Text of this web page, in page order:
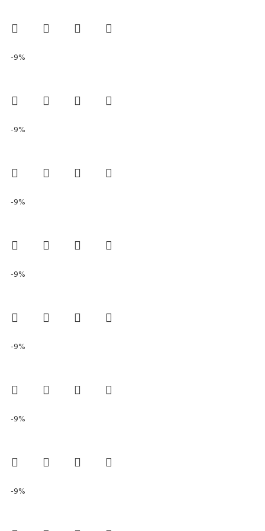
-9%
-9%
-9%
-9%
-9%
-9%
-9%